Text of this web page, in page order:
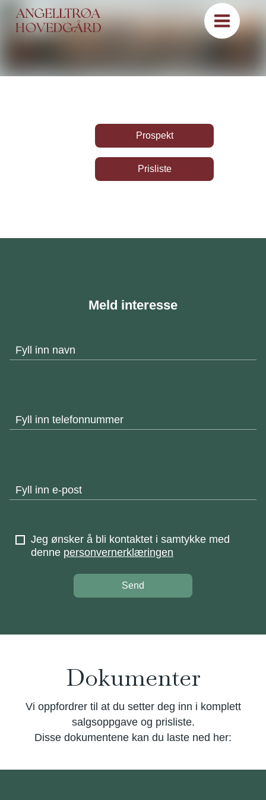
Dokumenter
Vi oppfordrer til at du setter deg inn i komplett
salgsoppgave og prisliste.
Disse dokumentene kan du laste ned her:
Prospekt
Prisliste
Meld interesse
Fyll inn navn
Fyll inn telefonnummer
Fyll inn e-post
Jeg ønsker å bli kontaktet i samtykke med
denne personvernerklæringen
Send